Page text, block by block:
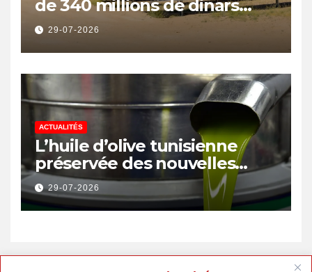
de 340 millions de dinars
pour renforcer la transition
énergétique et créer 400
emplois
29-07-2026
ACTUALITÉS
L’huile d’olive tunisienne
préservée des nouvelles
surtaxes américaines de
Donald Trump
29-07-2026